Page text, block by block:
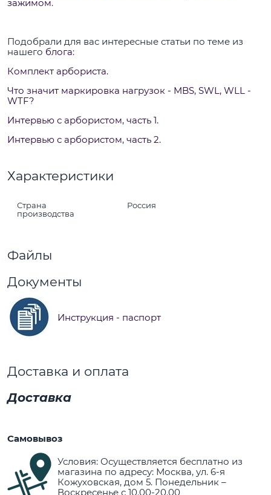
зажимом.
Подобрали для вас интересные статьи по теме из
нашего блога:
Комплект арбориста.
Что значит маркировка нагрузок - MBS, SWL, WLL -
WTF?
Интервью с арбористом, часть 1.
Интервью с арбористом, часть 2.
Характеристики
Страна
производства
Россия
Файлы
Документы
Инструкция - паспорт
Доставка и оплата
Доставка
Самовывоз
Условия: Осуществляется бесплатно из
магазина по адресу: Москва, ул. 6-я
Кожуховская, дом 5. Понедельник –
Воскресенье с 10.00-20.00